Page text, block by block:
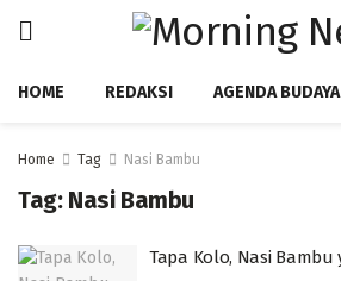
HOME REDAKSI AGENDA BUDAYA
Home Tag Nasi Bambu
Tag: Nasi Bambu
Tapa Kolo, Nasi Bambu